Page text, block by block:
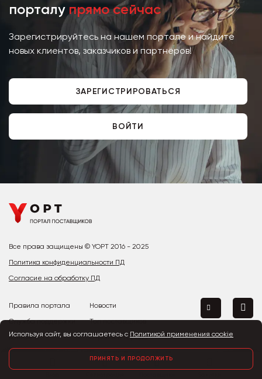
порталу прямо сейчас
Зарегистрируйтесь на нашем портале и найдите
новых клиентов, заказчиков и партнёров!
ЗАРЕГИСТРИРОВАТЬСЯ
ВОЙТИ
Все права защищены © YOPT 2016 - 2025
Политика конфиденциальности ПД
Согласие на обработку ПД
Правила портала
Служба поддержки
Контакты
Новости
Топ поставщиков
Страны и города
Используя сайт, вы соглашаетесь с Политикой применения cookie
ПРИНЯТЬ И ПРОДОЛЖИТЬ